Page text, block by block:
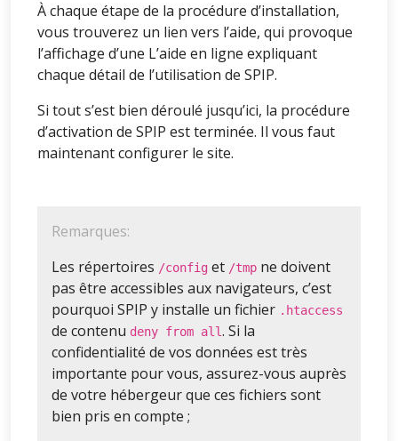
À chaque étape de la procédure d’installation,
vous trouverez un lien vers l’aide, qui provoque
l’affichage d’une L’aide en ligne expliquant
chaque détail de l’utilisation de SPIP.
Si tout s’est bien déroulé jusqu’ici, la procédure
d’activation de SPIP est terminée. Il vous faut
maintenant configurer le site.
Remarques:
Les répertoires /config et /tmp ne doivent
pas être accessibles aux navigateurs, c’est
pourquoi SPIP y installe un fichier .htaccess
de contenu deny from all. Si la
confidentialité de vos données est très
importante pour vous, assurez-vous auprès
de votre hébergeur que ces fichiers sont
bien pris en compte ;